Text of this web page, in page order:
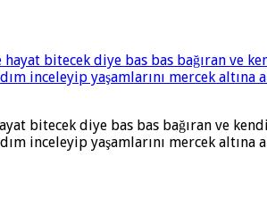
bitecek diye bas bas bağıran ve
inceleyip yaşamlarını mercek altına